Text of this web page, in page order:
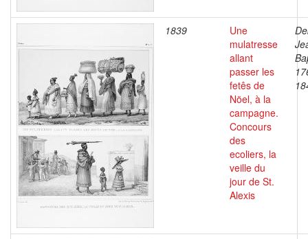
1839
Une
mulatresse
allant
passer les
fetês de
Nöel, à la
campagne.
Concours
des
ecoliers, la
veille du
jour de St.
Alexis